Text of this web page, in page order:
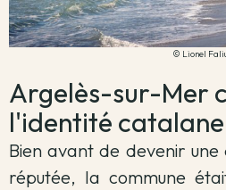
© Lionel
Argelès-sur-Mer
l'identité
Bien avant de devenir
réputée, la commune